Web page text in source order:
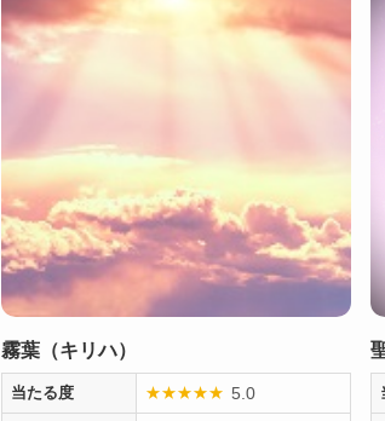
霧葉（キリハ）
当たる度 ★★★★★ 5.0